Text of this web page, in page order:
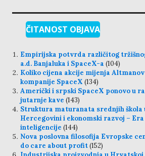
ČITANOST OBJAVA
Empirijska potvrda različitog
a.d. Banjaluka i SpaceX-a (104)
Koliko cijena akcije mijenja
kompanije SpaceX (134)
Američki i srpski SpaceX ponovo u
jutarnje kave (143)
Struktura maturanata srednjih škola
Hercegovini i ekonomski razvoj –
inteligencije (144)
Nova poslovna filosofija Evropske
do care about profit(152)